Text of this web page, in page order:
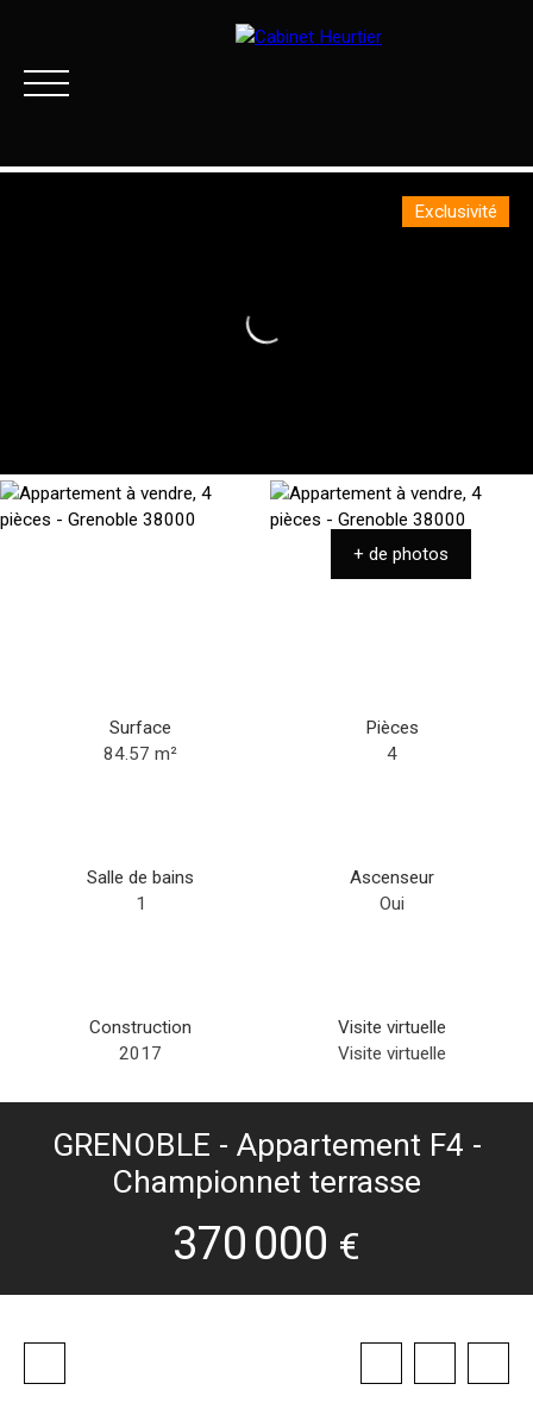
Extranet client
Exclusivité
+ de photos
Surface
84.57m²
Pièces
4
Salle de bains
1
Ascenseur
Oui
Construction
2017
Visite virtuelle
Visite virtuelle
GRENOBLE - Appartement F4 -
Championnet terrasse
370 000 €